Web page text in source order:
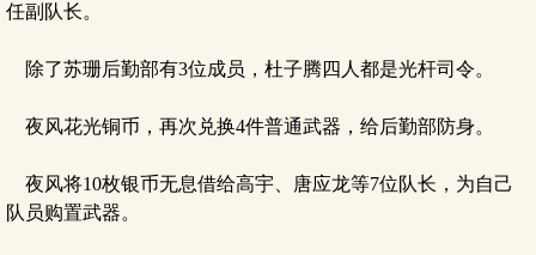
任副队长。
除了苏珊后勤部有3位成员，杜子腾四人都是光杆司令。
夜风花光铜币，再次兑换4件普通武器，给后勤部防身。
夜风将10枚银币无息借给高宇、唐应龙等7位队长，为自己
队员购置武器。